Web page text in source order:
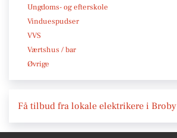
Ungdoms- og efterskole
Vinduespudser
VVS
Værtshus / bar
Øvrige
Få tilbud fra lokale elektrikere i Broby